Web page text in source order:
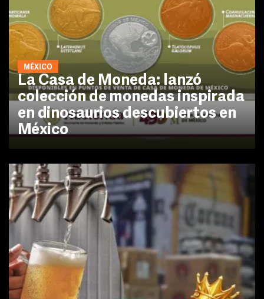
MÉXICO
La Casa de Moneda: lanzó
colección de monedas inspirada
en dinosaurios descubiertos en
México